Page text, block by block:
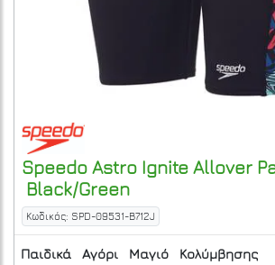
Speedo Astro Ignite Allover
Black/Green
Κωδικός: SPD-09531-B712J
Παιδικά Αγόρι Μαγιό
Κολύμβησης